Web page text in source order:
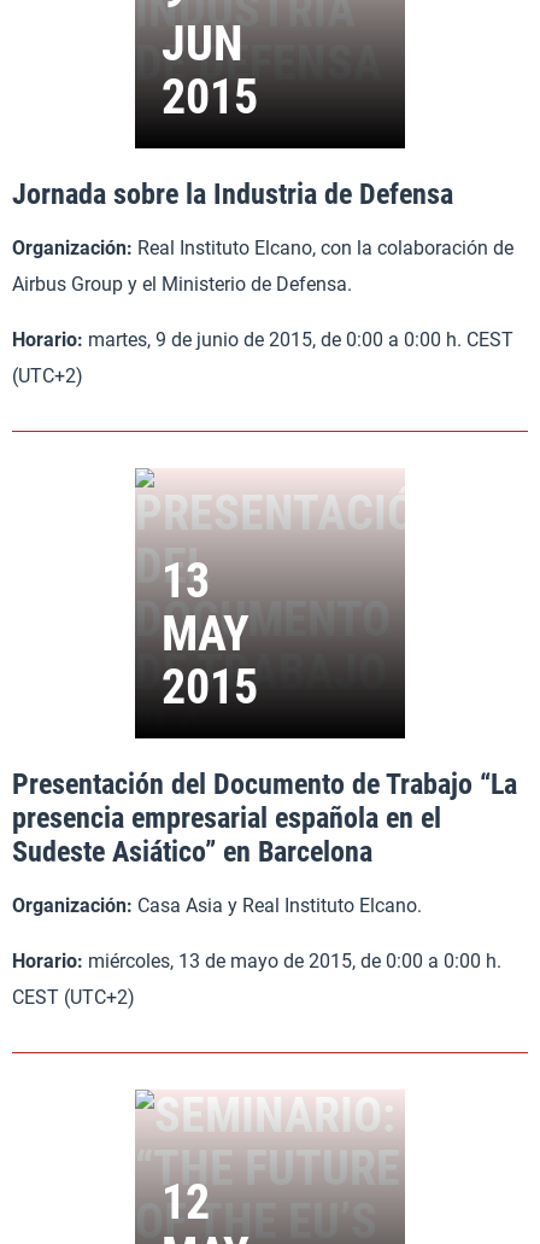
Jornada sobre la Industria de Defensa
Organización: Real Instituto Elcano, con la colaboración de
Airbus Group y el Ministerio de Defensa.
Horario: martes, 9 de junio de 2015, de 0:00 a 0:00 h. CEST
(UTC+2)
Presentación del Documento de Trabajo “La
presencia empresarial española en el
Sudeste Asiático” en Barcelona
Organización: Casa Asia y Real Instituto Elcano.
Horario: miércoles, 13 de mayo de 2015, de 0:00 a 0:00 h.
CEST (UTC+2)